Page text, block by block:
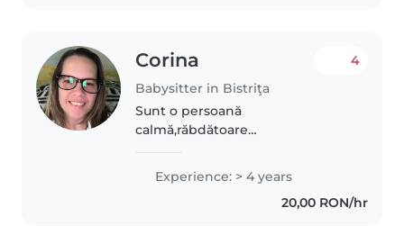
Corina
Babysitter in Bistriţa
4
Sunt o persoană
calmă,răbdătoare
persoane vârstnice în Germania
9 ani am o fetiță de 3 ani și 7 luni
,am urmat 3 cursuri de calificare
Experience: > 4 years
20,00 RON/hr